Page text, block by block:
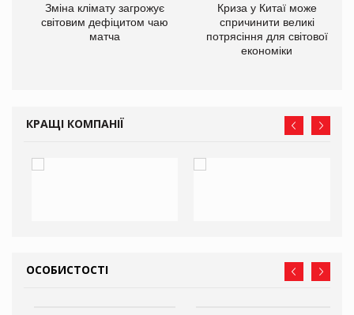
Зміна клімату загрожує
світовим дефіцитом чаю
матча
Криза у Китаї може
спричинити великі
потрясіння для світової
економіки
КРАЩІ КОМПАНІЇ
ОСОБИСТОСТІ